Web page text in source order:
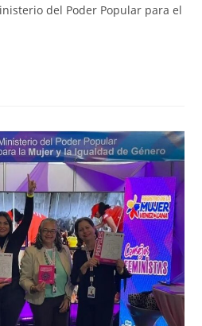
del Poder Popular para el